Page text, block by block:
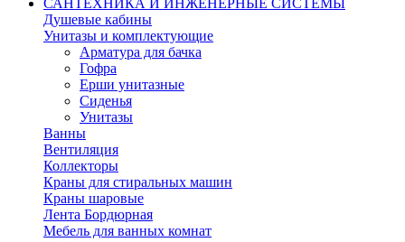
САНТЕХНИКА И ИНЖЕНЕРНЫЕ СИСТЕМЫ
Душевые кабины
Унитазы и комплектующие
Арматура для бачка
Гофра
Ерши унитазные
Сиденья
Унитазы
Ванны
Вентиляция
Коллекторы
Краны для стиральных машин
Краны шаровые
Лента Бордюрная
Мебель для ванных комнат